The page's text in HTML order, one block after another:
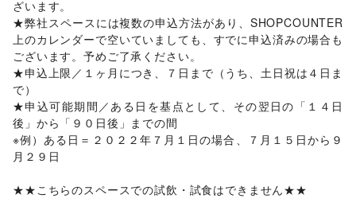
インテリア・生活雑貨
インテリア /寝具・ベッド/家具・家電
キッチン雑貨・調理器具 /掃除用品・生活便利品/文房具/
手芸・ハンドメイド/DIY用品・日曜大工
園芸・ガーデニング/花・盆栽・ドライフラワー/
犬・猫・ペット
その他インテリア・生活雑貨
生活サービス
インターネット・プロバイダ 電気・ガス
ウォーターサーバー/ハウスクリーニング・家事代行/
ギフト・プレゼント
修理・メンテナンス
就職・転職・求人
その他生活サービス
ざいます。
★弊社スペースには複数の申込方法があり、SHOPCOUNTER
上のカレンダーで空いていましても、すでに申込済みの場合も
ございます。予めご了承ください。
★申込上限／１ヶ月につき、７日まで（うち、土日祝は４日ま
で）
★申込可能期間／ある日を基点として、その翌日の「１４日
後」から「９０日後」までの間
※例）ある日＝２０２２年７月１日の場合、７月１５日から９
月２９日
★★こちらのスペースでの試飲・試食はできません★★